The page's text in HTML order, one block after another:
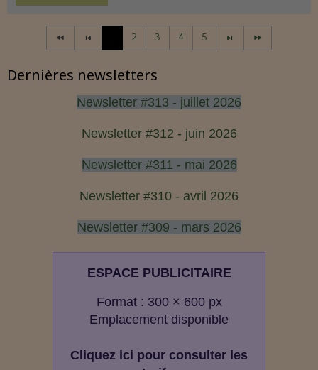
2 3 4 5
Dernières newsletters
Newsletter #313 - juillet 2026
Newsletter #312 - juin 2026
Newsletter #311 - mai 2026
Newsletter #310 - avril 2026
Newsletter #309 - mars 2026
ESPACE PUBLICITAIRE
Format : 300 × 600 px
Emplacement disponible
Cliquez ici pour consulter les